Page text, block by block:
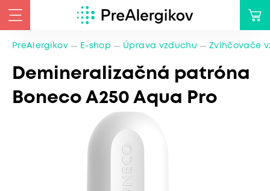
PreAlergikov E-shop Úprava vzduchu Zvlhčovače
Demineralizačná patróna
Boneco A250 Aqua Pro